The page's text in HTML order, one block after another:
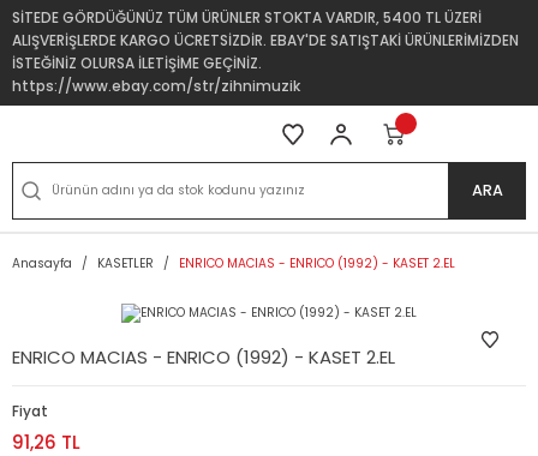
SİTEDE GÖRDÜĞÜNÜZ TÜM ÜRÜNLER STOKTA VARDIR, 5400 TL ÜZERİ
ALIŞVERİŞLERDE KARGO ÜCRETSİZDİR. EBAY'DE SATIŞTAKİ ÜRÜNLERİMİZDEN
İSTEĞİNİZ OLURSA İLETİŞİME GEÇİNİZ.
https://www.ebay.com/str/zihnimuzik
ARA
Anasayfa KASETLER ENRICO MACIAS - ENRICO (1992) - KASET 2.EL
ENRICO MACIAS - ENRICO (1992) - KASET 2.EL
Fiyat
91,26 TL